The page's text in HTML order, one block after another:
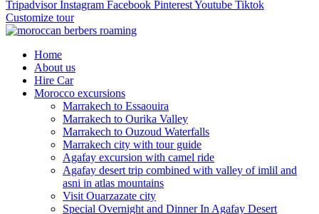
Tripadvisor Instagram Facebook PinterestYoutube Tiktok
Customize tour
Home
About us
Hire Car
Morocco excursions
Marrakech to Essaouira
Marrakech to Ourika Valley
Marrakech to Ouzoud Waterfalls
Marrakech city with tour guide
Agafay excursion with camel ride
Agafay desert trip combined with valley of imlil and
asni in atlas mountains
Visit Ouarzazate city
Special Overnight and Dinner In Agafay Desert